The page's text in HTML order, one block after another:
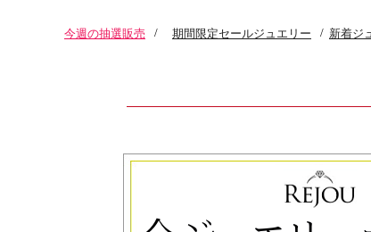
今週の抽選販売 / 期間限定セールジュエリー / 新着ジ